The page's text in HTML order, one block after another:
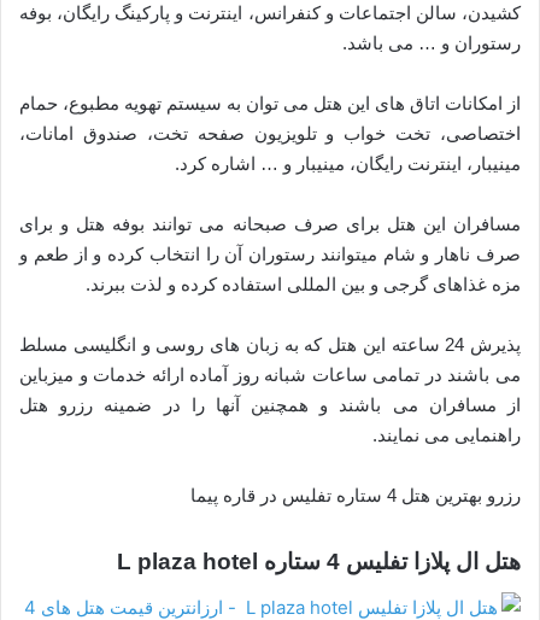
کشیدن، سالن اجتماعات و کنفرانس، اینترنت و پارکینگ رایگان، بوفه
رستوران و … می باشد.
از امکانات اتاق های این هتل می توان به سیستم تهویه مطبوع، حمام
اختصاصی، تخت خواب و تلویزیون صفحه تخت، صندوق امانات،
مینیبار، اینترنت رایگان، مینیبار و … اشاره کرد.
مسافران این هتل برای صرف صبحانه می توانند بوفه هتل و برای
صرف ناهار و شام میتوانند رستوران آن را انتخاب کرده و از طعم و
مزه غذاهای گرجی و بین المللی استفاده کرده و لذت ببرند.
پذیرش 24 ساعته این هتل که به زبان های روسی و انگلیسی مسلط
می باشند در تمامی ساعات شبانه روز آماده ارائه خدمات و میزباین
از مسافران می باشند و همچنین آنها را در ضمینه رزرو هتل
راهنمایی می نمایند.
رزرو بهترین هتل 4 ستاره تفلیس در قاره پیما
هتل ال پلازا تفلیس 4 ستاره L plaza hotel